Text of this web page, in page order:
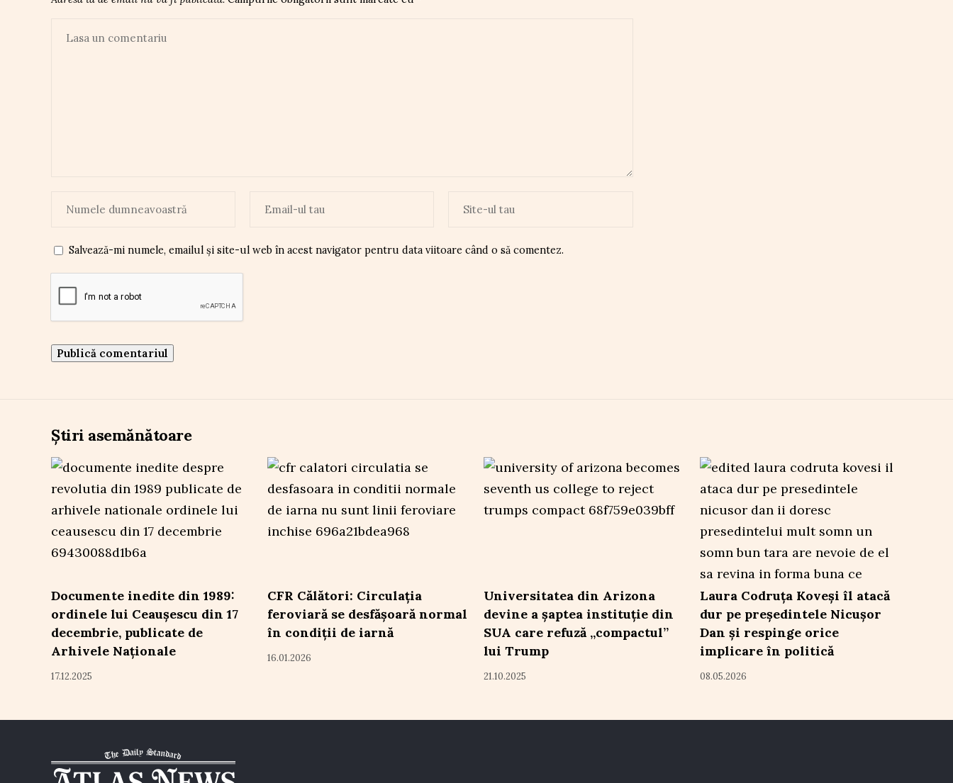
Salvează-mi numele, emailul și site-ul web în acest navigator pentru data viitoare când o să comentez.
Știri asemănătoare
Documente inedite din 1989:
ordinele lui Ceaușescu din 17
decembrie, publicate de
Arhivele Naționale
17.12.2025
CFR Călători: Circulația
feroviară se desfășoară normal
în condiții de iarnă
16.01.2026
Universitatea din Arizona
devine a șaptea instituție din
SUA care refuză „compactul”
lui Trump
21.10.2025
Laura Codruța Koveși îl atacă
dur pe președintele Nicușor
Dan și respinge orice
implicare în politică
08.05.2026